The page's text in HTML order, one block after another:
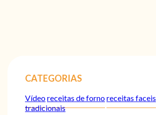
CATEGORIAS
Vídeoreceitas de fornoreceitas faceis
tradicionais